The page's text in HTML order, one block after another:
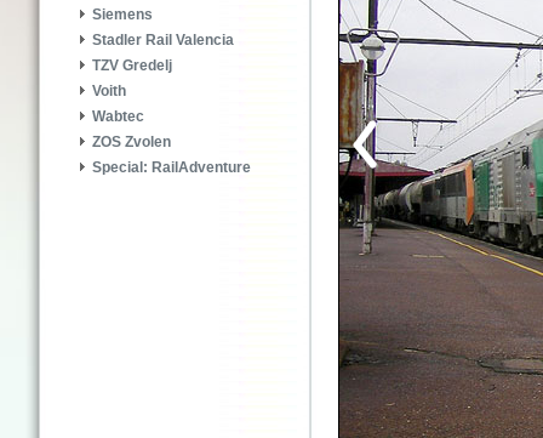
Siemens
Stadler Rail Valencia
TZV Gredelj
Voith
Wabtec
ZOS Zvolen
Special: RailAdventure